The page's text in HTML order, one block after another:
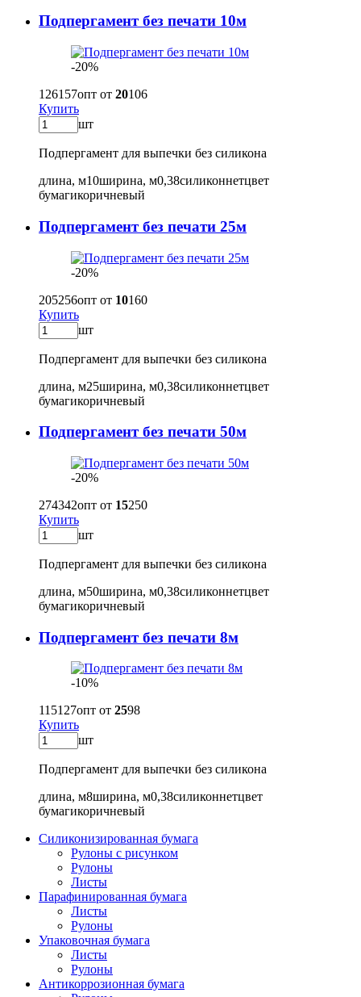
Подпергамент без печати 10м
-20%
126157опт от 20106
Купить
шт
Подпергамент для выпечки без силикона
длина, м10ширина, м0,38силиконнетцвет
бумагикоричневый
Подпергамент без печати 25м
-20%
205256опт от 10160
Купить
шт
Подпергамент для выпечки без силикона
длина, м25ширина, м0,38силиконнетцвет
бумагикоричневый
Подпергамент без печати 50м
-20%
274342опт от 15250
Купить
шт
Подпергамент для выпечки без силикона
длина, м50ширина, м0,38силиконнетцвет
бумагикоричневый
Подпергамент без печати 8м
-10%
115127опт от 2598
Купить
шт
Подпергамент для выпечки без силикона
длина, м8ширина, м0,38силиконнетцвет
бумагикоричневый
Силиконизированная бумага
Рулоны с рисунком
Рулоны
Листы
Парафинированная бумага
Листы
Рулоны
Упаковочная бумага
Листы
Рулоны
Антикоррозионная бумага